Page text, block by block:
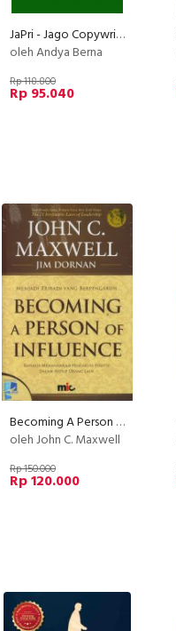
JaPri - Jago Copywriting
oleh Andya Berna
Rp 118.800
Rp 95.040
Becoming A Person of Influence - Menjadi Pribadi yang Bepengaruh
oleh John C. Maxwell
Rp 150.000
Rp 120.000